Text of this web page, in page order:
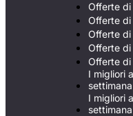
Offerte di
Offerte di
Offerte di
Offerte di
Offerte di
I migliori
settimana
I migliori